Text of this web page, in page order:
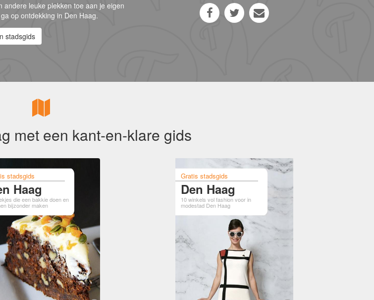
andere leuke plekken toe aan je eigen
op ontdekking in Den Haag.
stadsgids
met een kant-en-klare gids
stadsgids
Haag
die een bakkie doen en
bijzonder maken
Gratis stadsgids
Den Haag
10 winkels vol fashion voor in
modestad Den Haag